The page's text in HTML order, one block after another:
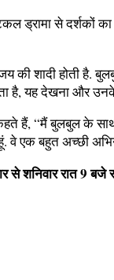
ड्रामा से दर्शकों
की शादी होती
यह देखना और उनके
हैं, “मैं बुलबुल के साथ
वे एक बहुत अच्छी
से शनिवार रात 9 बजे